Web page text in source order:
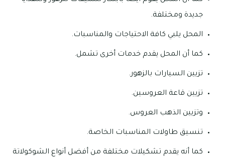
جديدة ومختلفة.
المحل يلبي كافة الاحتياجات والمناسبات.
كما أن المحل يقدم خدمات أخرى تشمل.
تزيين السيارات بالزهور.
تزيين قاعة العروسين.
وتزيين الذهب العروس.
تنسيق طاولات المناسبات الخاصة.
كما أنه يقدم تشكيلات مختلفة من أفضل أنواع الشوكولاتة